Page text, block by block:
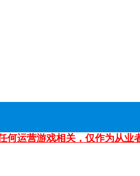
运营游戏相关，仅作为从